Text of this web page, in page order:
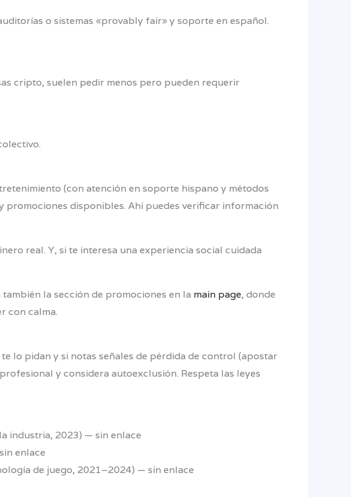
o sistemas «provably fair» y soporte en español.
cripto, suelen pedir menos pero pueden requerir
(con atención en soporte hispano y métodos
promociones disponibles. Ahí puedes verificar información
real. Y, si te interesa una experiencia social cuidada
la sección de promociones en la main page, donde
con calma.
lo pidan y si notas señales de pérdida de control (apostar
y considera autoexclusión. Respeta las leyes
industria, 2023) — sin enlace
enlace
de juego, 2021–2024) — sin enlace